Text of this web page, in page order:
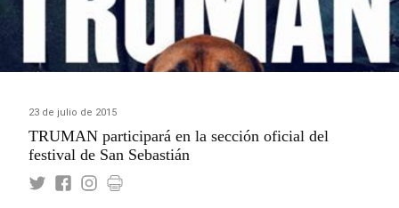
23 de julio de 2015
TRUMAN participará en la sección oficial del
festival de San Sebastián